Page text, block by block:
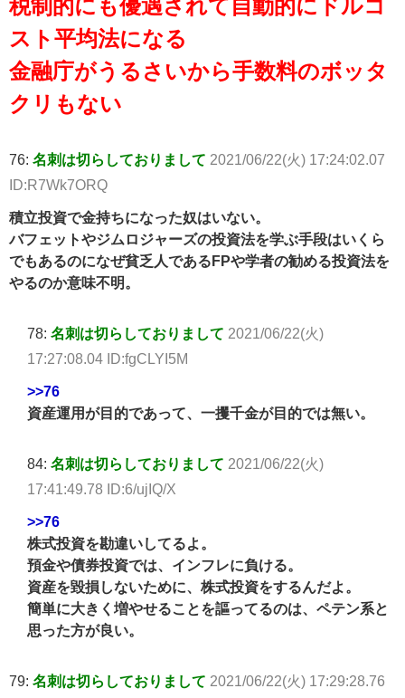
税制的にも優遇されて自動的にドルコ
スト平均法になる
金融庁がうるさいから手数料のボッタ
クリもない
76: 名刺は切らしておりまして 2021/06/22(火) 17:24:02.07
ID:R7Wk7ORQ
積立投資で金持ちになった奴はいない。
バフェットやジムロジャーズの投資法を学ぶ手段はいくら
でもあるのになぜ貧乏人であるFPや学者の勧める投資法を
やるのか意味不明。
78: 名刺は切らしておりまして 2021/06/22(火)
17:27:08.04 ID:fgCLYI5M
>>76
資産運用が目的であって、一攫千金が目的では無い。
84: 名刺は切らしておりまして 2021/06/22(火)
17:41:49.78 ID:6/ujIQ/X
>>76
株式投資を勘違いしてるよ。
預金や債券投資では、インフレに負ける。
資産を毀損しないために、株式投資をするんだよ。
簡単に大きく増やせることを謳ってるのは、ペテン系と
思った方が良い。
79: 名刺は切らしておりまして 2021/06/22(火) 17:29:28.76